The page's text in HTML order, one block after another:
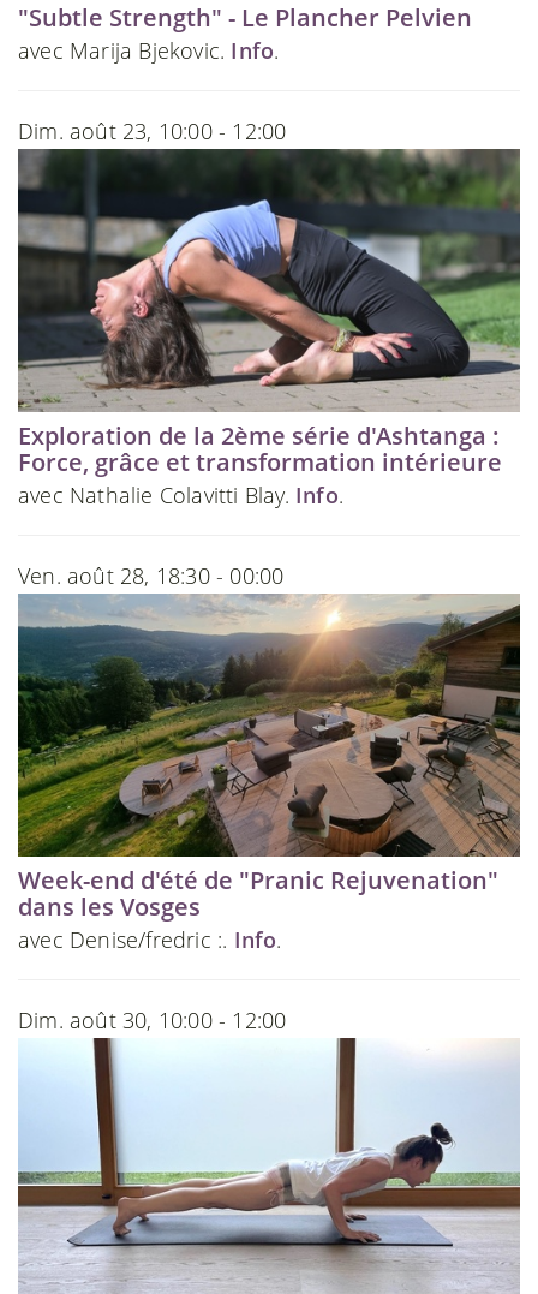
"Subtle Strength" - Le Plancher Pelvien
avec Marija Bjekovic. Info.
Dim. août 23, 10:00 - 12:00
Exploration de la 2ème série d'Ashtanga :
Force, grâce et transformation intérieure
avec Nathalie Colavitti Blay. Info.
Ven. août 28, 18:30 - 00:00
Week-end d'été de "Pranic Rejuvenation"
dans les Vosges
avec Denise/fredric :. Info.
Dim. août 30, 10:00 - 12:00